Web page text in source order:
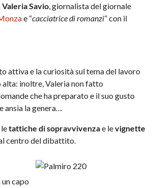
Valeria Savio, giornalista del giornale
e “cacciatrice di romanzi” con il
attiva e la curiosità sul tema del lavoro
inoltre, Valeria non fatto
che ha preparato e il suo gusto
ansia la genera…
letattiche di sopravvivenzae levignette
centro del dibattito.
capo